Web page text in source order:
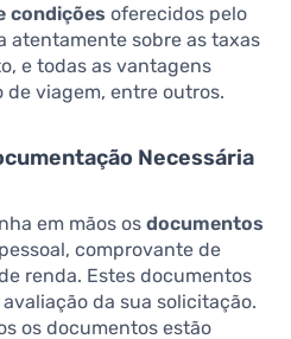
condições oferecidos pelo
atentamente sobre as taxas
e todas as vantagens
viagem, entre outros.
Necessária
em mãos os documentos
comprovante de
renda. Estes documentos
da sua solicitação.
os documentos estão